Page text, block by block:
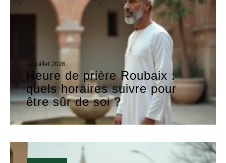
22 juillet 2026
Heure de prière Roubaix :
quels horaires suivre pour
être sûr de soi ?